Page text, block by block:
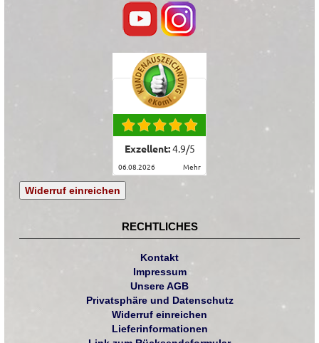
Exzellent:4.9/5
06.08.2026 mehr
Widerruf einreichen
RECHTLICHES
Kontakt
Impressum
Unsere AGB
Privatsphäre und Datenschutz
Widerruf einreichen
Lieferinformationen